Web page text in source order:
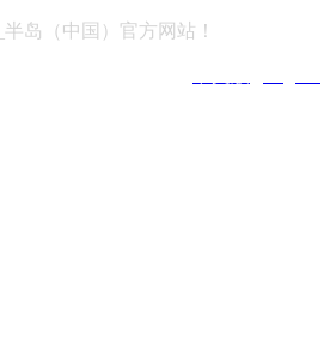
岛（中国）官方网站！